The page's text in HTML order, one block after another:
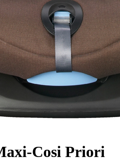
Cosi Priori